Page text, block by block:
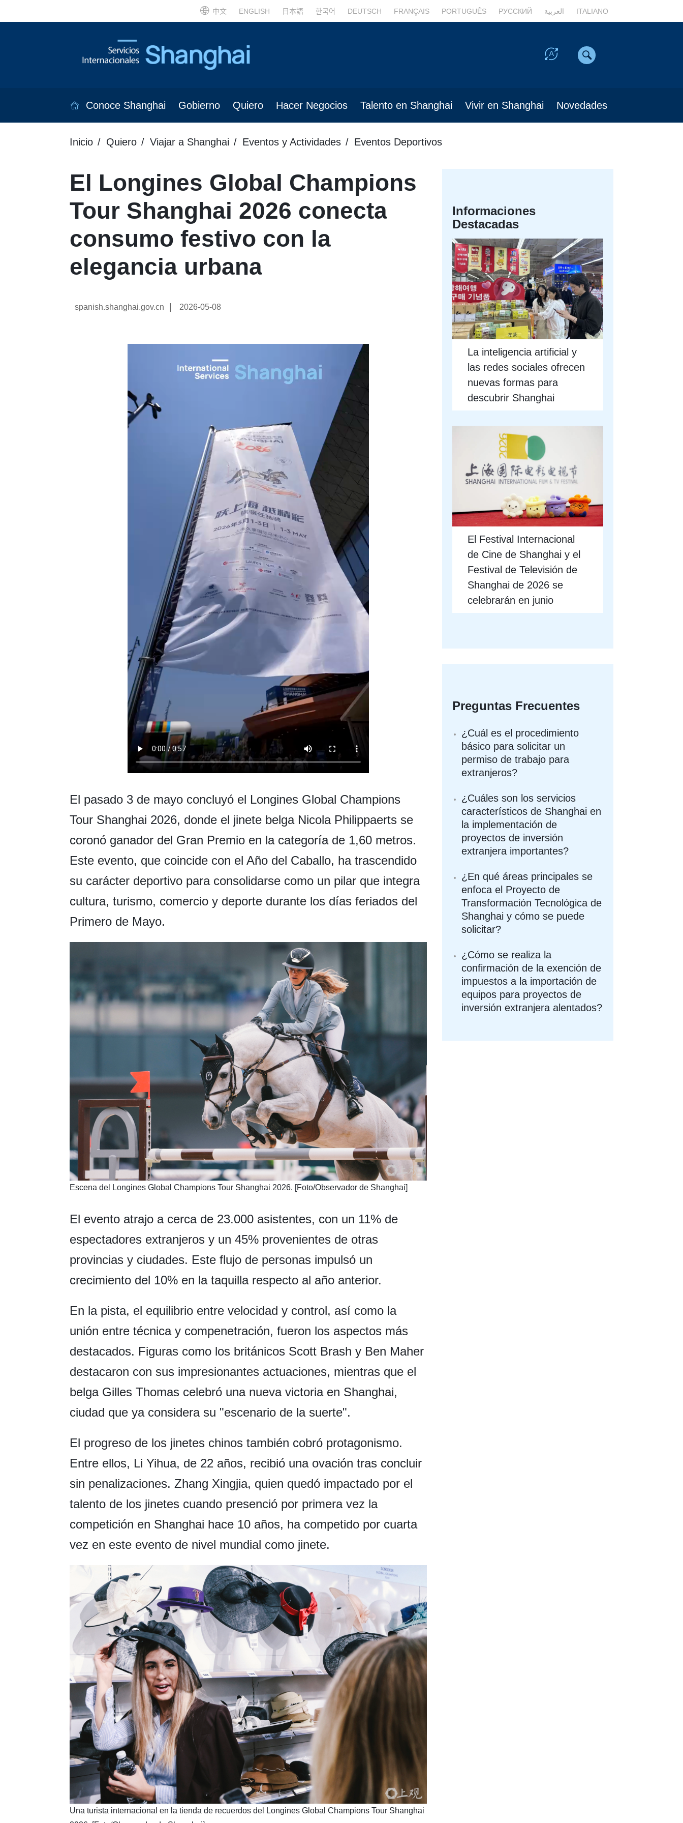
中文 ENGLISH 日本語 한국어 DEUTSCH FRANÇAIS PORTUGUÊS РУССКИЙ العربية ITALIANO
Conoce Shanghai Gobierno Quiero Hacer Negocios Talento en Shanghai Vivir en Shanghai Novedades
Inicio Quiero Viajar a Shanghai Eventos y Actividades Eventos Deportivos
El Longines Global Champions
Tour Shanghai 2026 conecta
consumo festivo con la
elegancia urbana
spanish.shanghai.gov.cn 2026-05-08
El pasado 3 de mayo concluyó el Longines Global Champions
Tour Shanghai 2026, donde el jinete belga Nicola Philippaerts se
coronó ganador del Gran Premio en la categoría de 1,60 metros.
Este evento, que coincide con el Año del Caballo, ha trascendido
su carácter deportivo para consolidarse como un pilar que integra
cultura, turismo, comercio y deporte durante los días feriados del
Primero de Mayo.
​Escena del Longines Global Champions Tour Shanghai 2026. [Foto/Observador de Shanghai]
El evento atrajo a cerca de 23.000 asistentes, con un 11% de
espectadores extranjeros y un 45% provenientes de otras
provincias y ciudades. Este flujo de personas impulsó un
crecimiento del 10% en la taquilla respecto al año anterior.
En la pista, el equilibrio entre velocidad y control, así como la
unión entre técnica y compenetración, fueron los aspectos más
destacados. Figuras como los británicos Scott Brash y Ben Maher
destacaron con sus impresionantes actuaciones, mientras que el
belga Gilles Thomas celebró una nueva victoria en Shanghai,
ciudad que ya considera su "escenario de la suerte".
El progreso de los jinetes chinos también cobró protagonismo.
Entre ellos, Li Yihua, de 22 años, recibió una ovación tras concluir
sin penalizaciones. Zhang Xingjia, quien quedó impactado por el
talento de los jinetes cuando presenció por primera vez la
competición en Shanghai hace 10 años, ha competido por cuarta
vez en este evento de nivel mundial como jinete.
​Una turista internacional en la tienda de recuerdos del Longines Global Champions Tour Shanghai
Informaciones
Destacadas
La inteligencia artificial y
las redes sociales ofrecen
nuevas formas para
descubrir Shanghai
El Festival Internacional
de Cine de Shanghai y el
Festival de Televisión de
Shanghai de 2026 se
celebrarán en junio
Preguntas Frecuentes
¿Cuál es el procedimiento
básico para solicitar un
permiso de trabajo para
extranjeros?
¿Cuáles son los servicios
característicos de Shanghai en
la implementación de
proyectos de inversión
extranjera importantes?
¿En qué áreas principales se
enfoca el Proyecto de
Transformación Tecnológica de
Shanghai y cómo se puede
solicitar?
¿Cómo se realiza la
confirmación de la exención de
impuestos a la importación de
equipos para proyectos de
inversión extranjera alentados?